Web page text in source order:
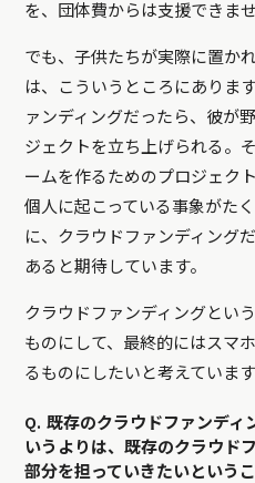
を、団体費からは支援できませ
でも、子供たちが実際に置か
は、こういうところにありま
ァンディングだったら、彼が
ジェクトを立ち上げられる。
ームを作るためのプロジェク
個人に起こっている事象がた
に、クラウドファンディング
あると期待しています。
クラウドファンディングとい
ものにして、最終的にはスマ
るものにしたいと考えています
Q. 既存のクラウドファンディ
いうよりは、既存のクラウド
部分を担っていきたいという